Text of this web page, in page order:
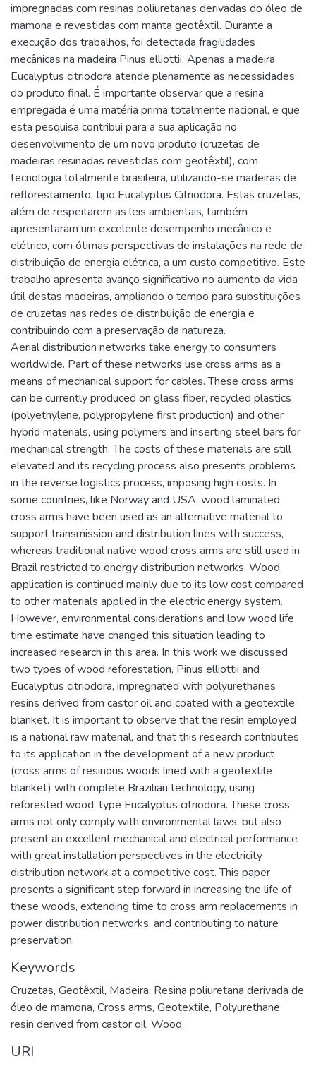
impregnadas com resinas poliuretanas derivadas do óleo de
mamona e revestidas com manta geotêxtil. Durante a
execução dos trabalhos, foi detectada fragilidades
mecânicas na madeira Pinus elliottii. Apenas a madeira
Eucalyptus citriodora atende plenamente as necessidades
do produto final. É importante observar que a resina
empregada é uma matéria prima totalmente nacional, e que
esta pesquisa contribui para a sua aplicação no
desenvolvimento de um novo produto (cruzetas de
madeiras resinadas revestidas com geotêxtil), com
tecnologia totalmente brasileira, utilizando-se madeiras de
reflorestamento, tipo Eucalyptus Citriodora. Estas cruzetas,
além de respeitarem as leis ambientais, também
apresentaram um excelente desempenho mecânico e
elétrico, com ótimas perspectivas de instalações na rede de
distribuição de energia elétrica, a um custo competitivo. Este
trabalho apresenta avanço significativo no aumento da vida
útil destas madeiras, ampliando o tempo para substituições
de cruzetas nas redes de distribuição de energia e
contribuindo com a preservação da natureza.
Aerial distribution networks take energy to consumers
worldwide. Part of these networks use cross arms as a
means of mechanical support for cables. These cross arms
can be currently produced on glass fiber, recycled plastics
(polyethylene, polypropylene first production) and other
hybrid materials, using polymers and inserting steel bars for
mechanical strength. The costs of these materials are still
elevated and its recycling process also presents problems
in the reverse logistics process, imposing high costs. In
some countries, like Norway and USA, wood laminated
cross arms have been used as an alternative material to
support transmission and distribution lines with success,
whereas traditional native wood cross arms are still used in
Brazil restricted to energy distribution networks. Wood
application is continued mainly due to its low cost compared
to other materials applied in the electric energy system.
However, environmental considerations and low wood life
time estimate have changed this situation leading to
increased research in this area. In this work we discussed
two types of wood reforestation, Pinus elliottii and
Eucalyptus citriodora, impregnated with polyurethanes
resins derived from castor oil and coated with a geotextile
blanket. It is important to observe that the resin employed
is a national raw material, and that this research contributes
to its application in the development of a new product
(cross arms of resinous woods lined with a geotextile
blanket) with complete Brazilian technology, using
reforested wood, type Eucalyptus citriodora. These cross
arms not only comply with environmental laws, but also
present an excellent mechanical and electrical performance
with great installation perspectives in the electricity
distribution network at a competitive cost. This paper
presents a significant step forward in increasing the life of
these woods, extending time to cross arm replacements in
power distribution networks, and contributing to nature
preservation.
Keywords
Cruzetas, Geotêxtil, Madeira, Resina poliuretana derivada de
óleo de mamona, Cross arms, Geotextile, Polyurethane
resin derived from castor oil, Wood
URI